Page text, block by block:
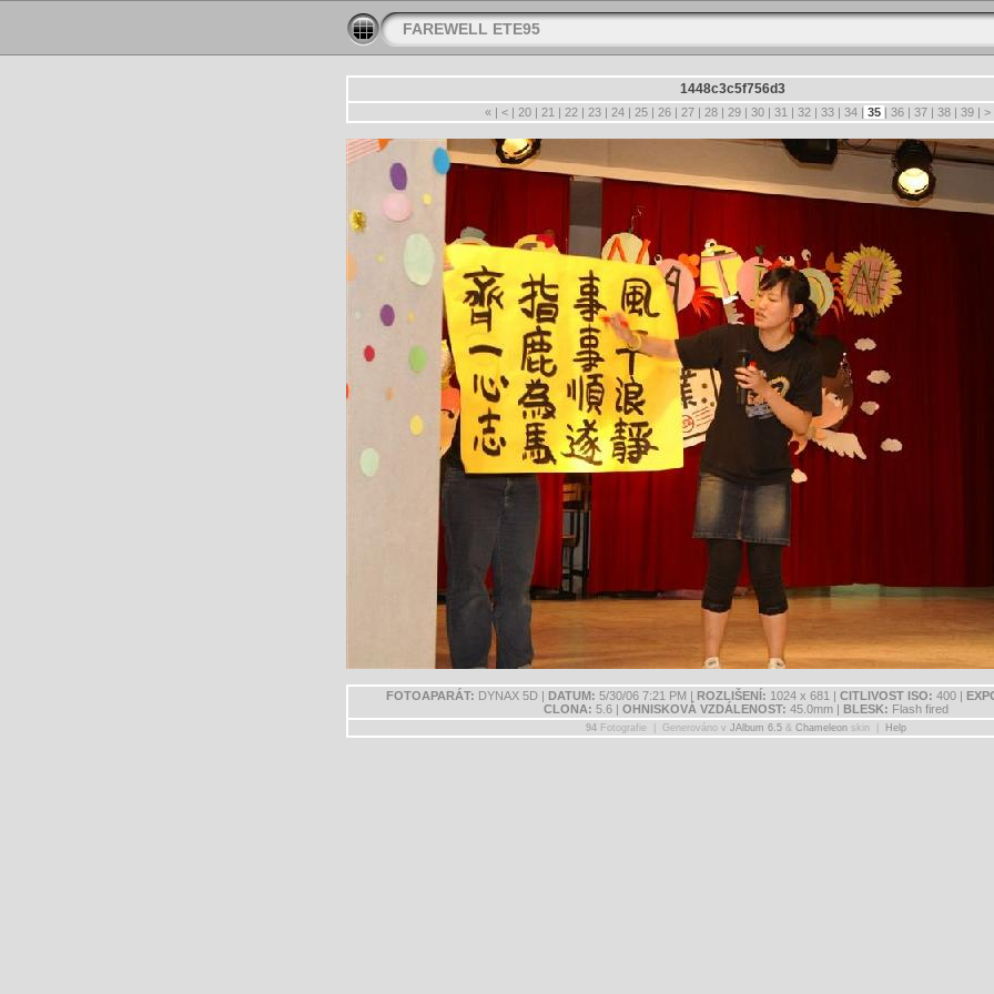
FAREWELL ETE95
1448c3c5f756d3
« | < | 20 | 21 | 22 | 23 | 24 | 25 | 26 | 27 | 28 | 29 | 30 | 31 | 32 | 33 | 34 | 35 | 36 | 37 | 38 | 39 | >
FOTOAPARÁT: DYNAX 5D | DATUM: 5/30/06 7:21 PM | ROZLIŠENÍ: 1024 x 681 | CITLIVOST ISO: 400 |
CLONA: 5.6 | OHNISKOVÁ VZDÁLENOST: 45.0mm | BLESK: Flash fired
94Fotografie | Generováno v JAlbum 6.5& Chameleonskin | Help